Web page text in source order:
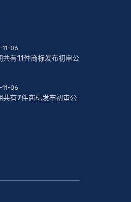
11-06
有11件商标发布初审公
11-06
共有7件商标发布初审公